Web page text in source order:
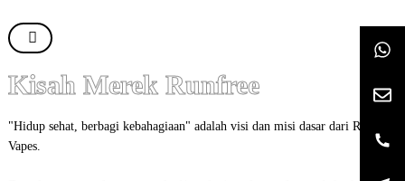
Kisah Merek Runfree
"Hidup sehat, berbagi kebahagiaan" adalah visi dan misi dasar dari Runfree
Vapes.